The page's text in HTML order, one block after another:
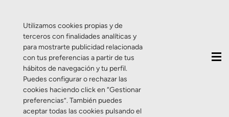
Utilizamos cookies propias y de
terceros con finalidades analíticas y
para mostrarte publicidad relacionada
con tus preferencias a partir de tus
hábitos de navegación y tu perfil.
Puedes configurar o rechazar las
cookies haciendo click en “Gestionar
preferencias”. También puedes
aceptar todas las cookies pulsando el